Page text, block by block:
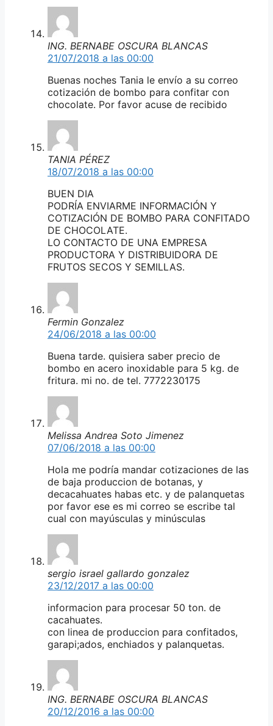
ING. BERNABE OSCURA BLANCAS
21/07/2018 a las 00:00
Buenas noches Tania le envío a su correo
cotización de bombo para confitar con
chocolate. Por favor acuse de recibido
TANIA PÉREZ
18/07/2018 a las 00:00
BUEN DIA
PODRÍA ENVIARME INFORMACIÓN Y
COTIZACIÓN DE BOMBO PARA CONFITADO
DE CHOCOLATE.
LO CONTACTO DE UNA EMPRESA
PRODUCTORA Y DISTRIBUIDORA DE
FRUTOS SECOS Y SEMILLAS.
Fermin Gonzalez
24/06/2018 a las 00:00
Buena tarde. quisiera saber precio de
bombo en acero inoxidable para 5 kg. de
fritura. mi no. de tel. 7772230175
Melissa Andrea Soto Jimenez
07/06/2018 a las 00:00
Hola me podría mandar cotizaciones de las
de baja produccion de botanas, y
decacahuates habas etc. y de palanquetas
por favor ese es mi correo se escribe tal
cual con mayúsculas y minúsculas
sergio israel gallardo gonzalez
23/12/2017 a las 00:00
informacion para procesar 50 ton. de
cacahuates.
con linea de produccion para confitados,
garapi;ados, enchiados y palanquetas.
ING. BERNABE OSCURA BLANCAS
20/12/2016 a las 00:00